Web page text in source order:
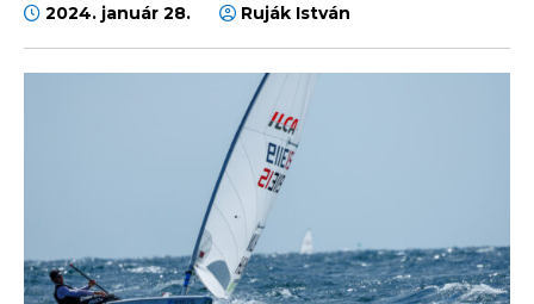
2024. január 28. Ruják István